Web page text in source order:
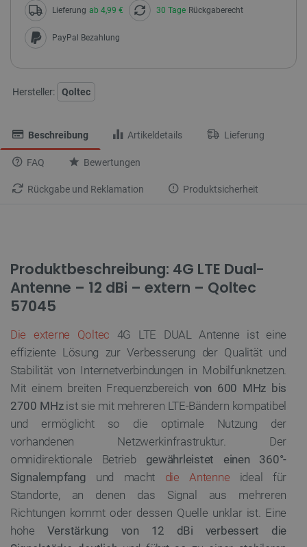
Lieferung ab 4,99 € 30 Tage Rückgaberecht
PayPal Bezahlung
Hersteller: Qoltec
Beschreibung Artikeldetails Lieferung
FAQ Bewertungen
Rückgabe und Reklamation Produktsicherheit
Produktbeschreibung: 4G LTE Dual-
Antenne – 12 dBi – extern – Qoltec
57045
Die externe Qoltec 4G LTE DUAL Antenne ist eine
effiziente Lösung zur Verbesserung der Qualität und
Stabilität von Internetverbindungen in Mobilfunknetzen.
Mit einem breiten Frequenzbereich von 600 MHz bis
2700 MHzist sie mit mehreren LTE-Bändern kompatibel
und ermöglicht so die optimale Nutzung der
vorhandenen Netzwerkinfrastruktur. Der
omnidirektionale Betrieb gewährleistet einen 360°-
Signalempfang und macht die Antenne ideal für
Standorte, an denen das Signal aus mehreren
Richtungen kommt oder dessen Quelle unklar ist. Eine
hohe Verstärkung von 12 dBi verbessert die